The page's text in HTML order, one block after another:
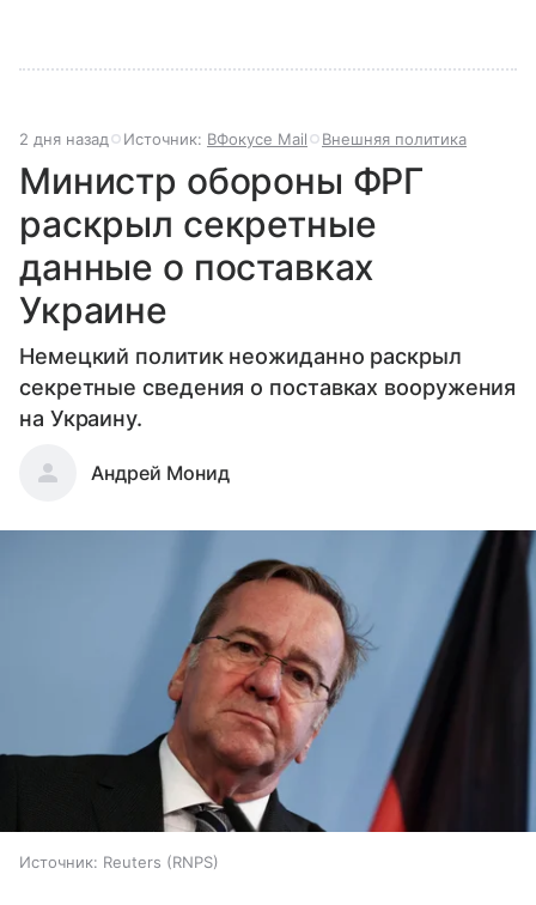
2 дня назад Источник: ВФокусе Mail Внешняя политика
Министр обороны ФРГ
раскрыл секретные
данные о поставках
Украине
Немецкий политик неожиданно раскрыл
секретные сведения о поставках вооружения
на Украину.
Андрей Монид
Источник: Reuters (RNPS)